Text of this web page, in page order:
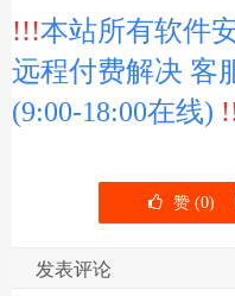
!!!本站所有软件
远程付费解决 客
(9:00-18:00在线)
赞 (0)
发表评论